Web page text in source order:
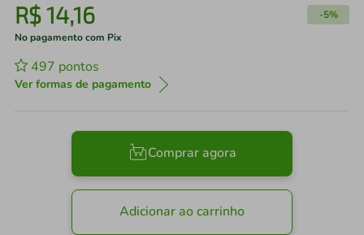
R$14,16 -5%
No pagamento com Pix
497 pontos
Ver formas de pagamento
Comprar agora
Adicionar ao carrinho